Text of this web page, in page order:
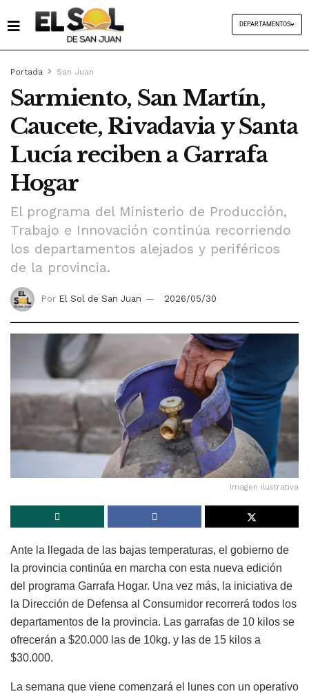
DEPARTAMENTOS
Portada San Juan
Sarmiento, San Martín,
Caucete, Rivadavia y Santa
Lucía reciben a Garrafa
Hogar
El programa del Ministerio de Producción,
Trabajo e Innovación continúa recorriendo
los departamentos alejados y periféricos
de la provincia.
Por El Sol de San Juan 2026/05/30
Imagen ilustrativa
Ante la llegada de las bajas temperaturas, el gobierno de
la provincia continúa en marcha con esta nueva edición
del programa Garrafa Hogar. Una vez más, la iniciativa de
la Dirección de Defensa al Consumidor recorrerá todos los
departamentos de la provincia. Las garrafas de 10 kilos se
ofrecerán a $20.000 las de 10kg. y las de 15 kilos a
$30.000.
La semana que viene comenzará el lunes con un operativo